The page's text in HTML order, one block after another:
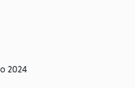
2024